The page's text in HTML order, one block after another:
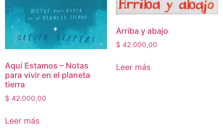
Aquí Estamos – Notas
para vivir en el planeta
tierra
$ 42.000,00
Leer más
Arriba y abajo
$ 42.000,00
Leer más